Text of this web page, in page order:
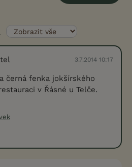
3.7.2014 10:17
černá fenka jokšírského
v Řásné u Telče.